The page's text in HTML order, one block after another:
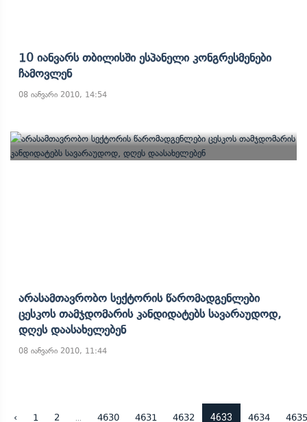
10 Იანვარს Თბილისში Ესპანელი Კონგრესმენები
Ჩამოვლენ
08 იანვარი 2010, 14:54
Არასამთავრობო Სექტორის Წარომადგენლები
Ცესკოს Თამჯდომარის Კანდიდატებს Სავარაუდოდ,
Დღეს Დაასახელებენ
08 იანვარი 2010, 11:44
‹ 1 2 4630 4631 4632 4633 4634 4635